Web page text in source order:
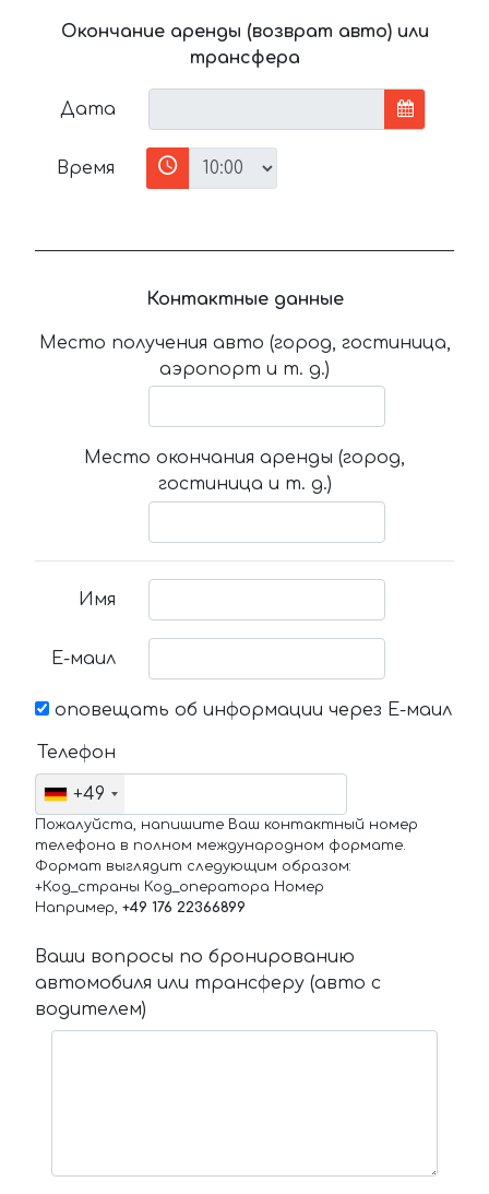
Окончание аренды (возврат авто) или
трансфера
Дата
Время
Контактные данные
Место получения авто (город, гостиница,
аэропорт и т. д.)
Место окончания аренды (город,
гостиница и т. д.)
Имя
Е-маил
оповещать об информации через Е-маил
Телефон
+49
Пожалуйста, напишите Ваш контактный номер
телефона в полном международном формате.
Формат выглядит следующим образом:
+Код_страны Код_оператора Номер
Например, +49 176 22366899
Ваши вопросы по бронированию
автомобиля или трансферу (авто с
водителем)